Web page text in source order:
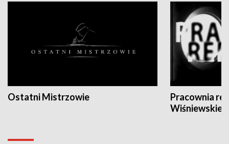
Ostatni Mistrzowie
Pracownia